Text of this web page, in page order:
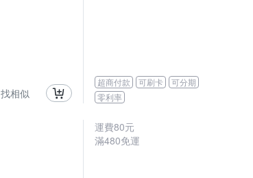
找相似
超商付款 可刷卡
可分期
零利率
運費80元
滿480免運